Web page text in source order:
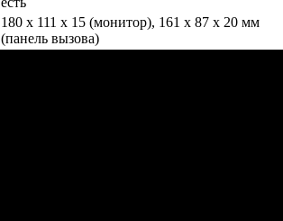
180 х 111 х 15 (монитор), 161 х 87 х 20 мм
(панель вызова)